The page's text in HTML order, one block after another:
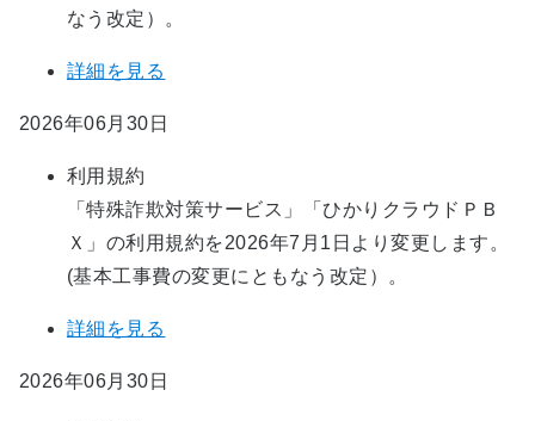
なう改定）。
詳細を見る
2026年06月30日
利用規約
「特殊詐欺対策サービス」「ひかりクラウドＰＢ
Ｘ」の利用規約を2026年7月1日より変更します。
(基本工事費の変更にともなう改定）。
詳細を見る
2026年06月30日